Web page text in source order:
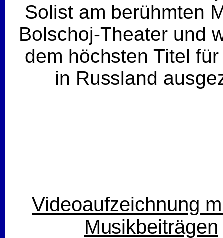
Solist am berühmten
Bolschoj-Theater und
dem höchsten Titel
in Russland
Videoaufzeichnung
Musikbeiträgen